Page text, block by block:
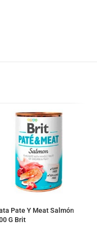
Pate Y Meat Salmón
G Brit